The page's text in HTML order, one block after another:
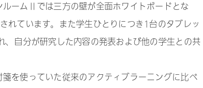
ームⅡでは三方の壁が全面ホワイトボードとな
れています。また学生ひとりにつき1台のタブレッ
、自分が研究した内容の発表および他の学生との共
を使っていた従来のアクティブラーニングに比べ